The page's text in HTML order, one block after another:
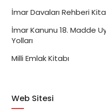
İmar Davaları Rehberi
İmar Kanunu 18. Madde
Yolları
Milli Emlak Kitabı
Web Sitesi